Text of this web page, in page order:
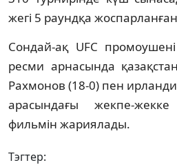
жегі 5 раундқа
Сондай-ақ UFC промоушені
ресми арнасында
Рахмонов (18-0) пен
арасындағы жекпе-
фильмін жариялады.
Тэгтер: